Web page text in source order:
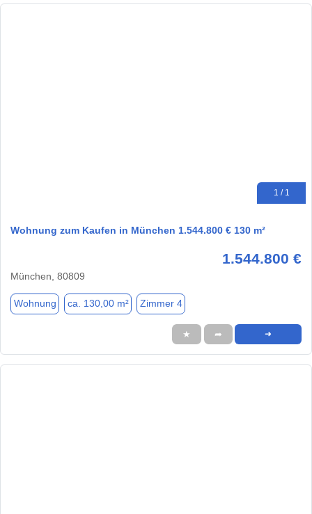
1 / 1
Wohnung zum Kaufen in München 1.544.800 € 130 m²
1.544.800 €
München, 80809
Wohnung ca. 130,00 m² Zimmer 4
★ ➦ ➜